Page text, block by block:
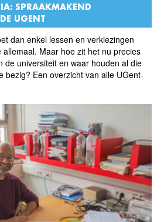
SPRAAKMAKEND
UGENT
dan enkel lessen en verkiezingen
Maar hoe zit het nu precies
de universiteit en waar houden al die
bezig? Een overzicht van alle UGent-